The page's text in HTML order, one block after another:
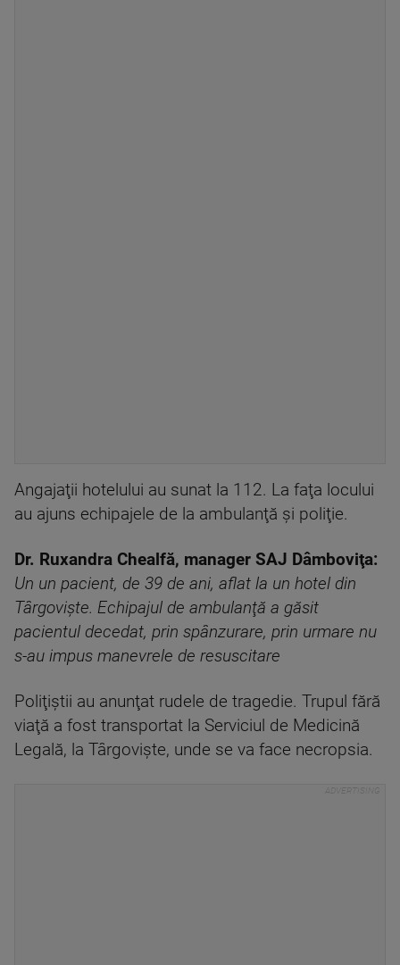
Angajaţii hotelului au sunat la 112. La faţa locului
au ajuns echipajele de la ambulanţă şi poliţie.
Dr. Ruxandra Chealfă, manager SAJ Dâmboviţa:
Un un pacient, de 39 de ani, aflat la un hotel din
Târgovişte. Echipajul de ambulanţă a găsit
pacientul decedat, prin spânzurare, prin urmare nu
s-au impus manevrele de resuscitare
Poliţiştii au anunţat rudele de tragedie. Trupul fără
viaţă a fost transportat la Serviciul de Medicină
Legală, la Târgovişte, unde se va face necropsia.